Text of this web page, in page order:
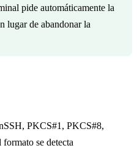
pide automáticamente la
lugar de abandonar la
PKCS#1, PKCS#8,
se detecta